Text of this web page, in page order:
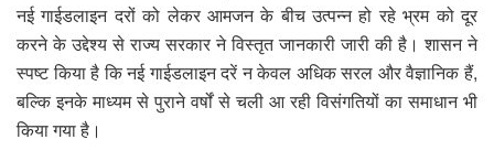
नई गाईडलाइन दरों को लेकर आमजन के बीच उत्पन्न हो रहे भ्रम को दूर
करने के उद्देश्य से राज्य सरकार ने विस्तृत जानकारी जारी की है। शासन ने
स्पष्ट किया है कि नई गाईडलाइन दरें न केवल अधिक सरल और वैज्ञानिक हैं,
बल्कि इनके माध्यम से पुराने वर्षों से चली आ रही विसंगतियों का समाधान भी
किया गया है।